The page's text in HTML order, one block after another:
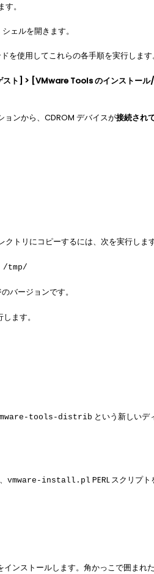
。
ェルを開きます。
を使用してこれらの各手順を実行します。
スト] > [VMware Tools のインストール
ョンから、CDROM デバイスが接続され
トリにコピーするには、次を実行します
tmp/
バージョンです。
ます。
tools-distrib という新しいデ
vmware-install.pl PERL スクリプ
ンストールします。角かっこで囲まれ